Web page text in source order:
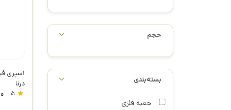
حجم
بسته‌بندی
جعبه فلزی
درنا